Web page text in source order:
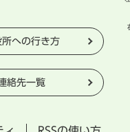
所への行き方
絡先一覧